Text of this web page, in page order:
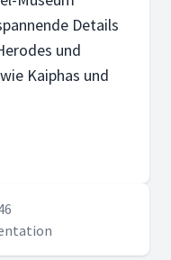
Details
und
Kaiphas und